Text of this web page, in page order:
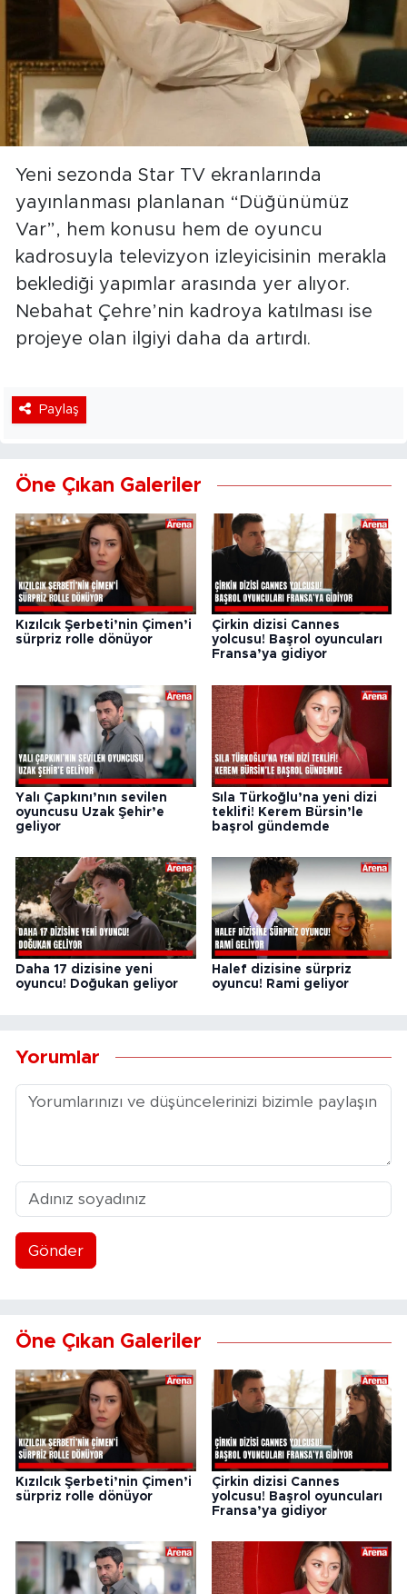
Yeni sezonda Star TV ekranlarında
yayınlanması planlanan “Düğünümüz
Var”, hem konusu hem de oyuncu
kadrosuyla televizyon izleyicisinin merakla
beklediği yapımlar arasında yer alıyor.
Nebahat Çehre’nin kadroya katılması ise
projeye olan ilgiyi daha da artırdı.
Paylaş
Öne Çıkan Galeriler
Kızılcık Şerbeti’nin Çimen’i
sürpriz rolle dönüyor
Çirkin dizisi Cannes
yolcusu! Başrol oyuncuları
Fransa’ya gidiyor
Yalı Çapkını’nın sevilen
oyuncusu Uzak Şehir’e
geliyor
Sıla Türkoğlu’na yeni dizi
teklifi! Kerem Bürsin’le
başrol gündemde
Daha 17 dizisine yeni
oyuncu! Doğukan geliyor
Halef dizisine sürpriz
oyuncu! Rami geliyor
Yorumlar
Gönder
Öne Çıkan Galeriler
Kızılcık Şerbeti’nin Çimen’i
sürpriz rolle dönüyor
Çirkin dizisi Cannes
yolcusu! Başrol oyuncuları
Fransa’ya gidiyor